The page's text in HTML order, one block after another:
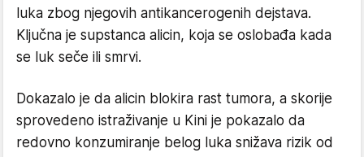
luka zbog njegovih antikancerogenih dejstava.
Ključna je supstanca alicin, koja se oslobađa kada
se luk seče ili smrvi.
Dokazalo je da alicin blokira rast tumora, a skorije
sprovedeno istraživanje u Kini je pokazalo da
redovno konzumiranje belog luka snižava rizik od